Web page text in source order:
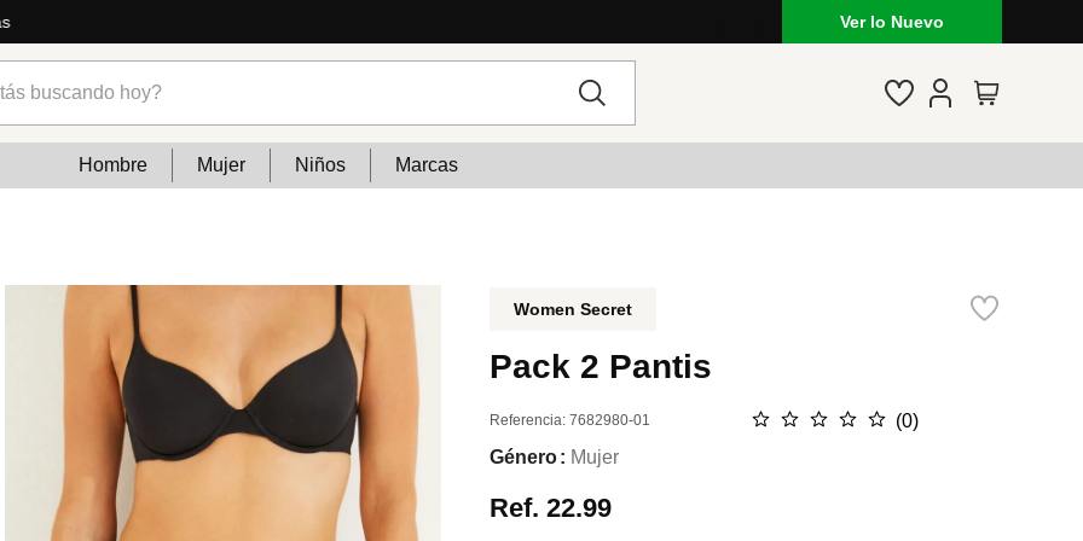
Ver lo Nuevo
Hombre Mujer Niños Marcas
Women Secret
Pack 2 Pantis
Referencia:7682980-01 ☆ ☆ ☆ ☆ ☆ (0)
Género
Mujer
Ref.22.99